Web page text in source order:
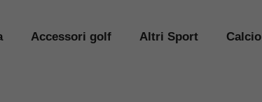
Accessori golf Altri Sport Calcio